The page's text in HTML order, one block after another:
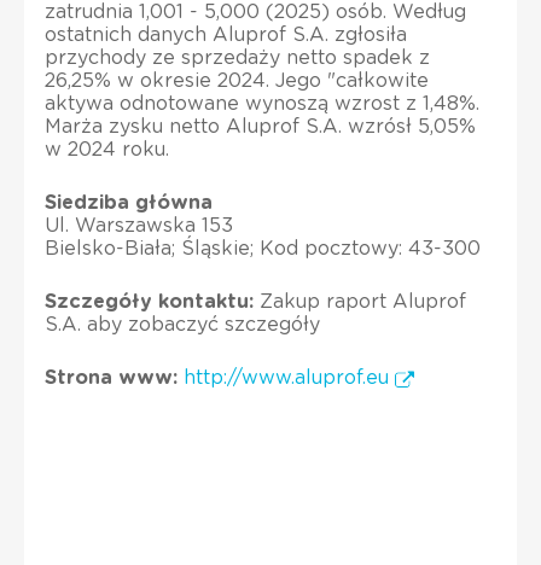
zatrudnia 1,001 - 5,000 (2025) osób. Według
ostatnich danych Aluprof S.A. zgłosiła
przychody ze sprzedaży netto spadek z
26,25% w okresie 2024. Jego "całkowite
aktywa odnotowane wynoszą wzrost z 1,48%.
Marża zysku netto Aluprof S.A. wzrósł 5,05%
w 2024 roku.
Siedziba główna
Ul. Warszawska 153
Bielsko-Biała; Śląskie; Kod pocztowy: 43-300
Szczegóły kontaktu: Zakup raport Aluprof
S.A. aby zobaczyć szczegóły
Strona www: http://www.aluprof.eu